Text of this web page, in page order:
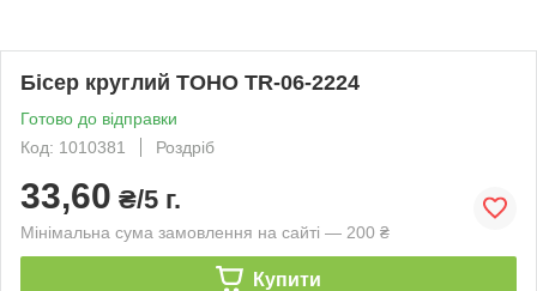
Бісер круглий TOHO TR-06-2224
Готово до відправки
Код: 1010381
Роздріб
33,60 ₴/5 г.
Мінімальна сума замовлення на сайті — 200 ₴
Купити